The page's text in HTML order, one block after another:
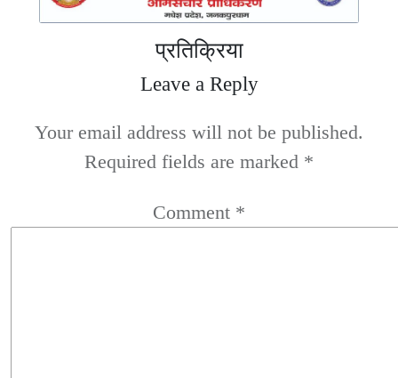
प्रतिक्रिया
Leave a Reply
Your email address will not be published.
Required fields are marked *
Comment *